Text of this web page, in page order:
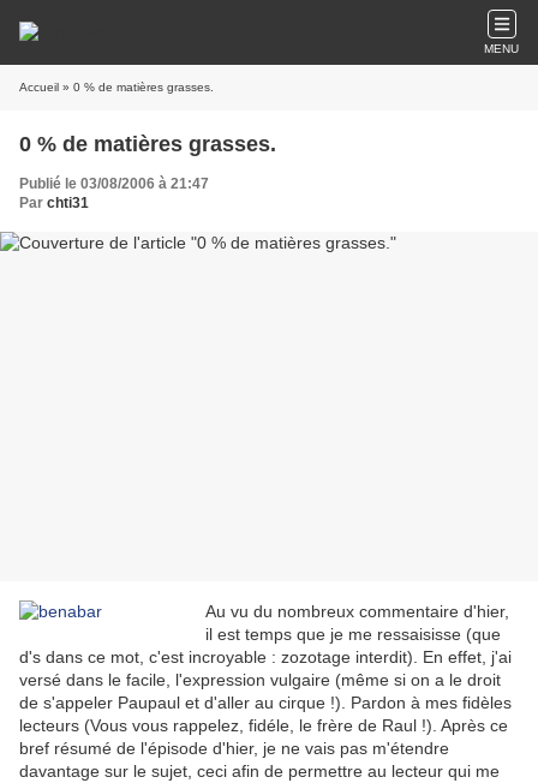
MENU
Accueil » 0 % de matières grasses.
0 % de matières grasses.
Publié le 03/08/2006 à 21:47
Par chti31
Au vu du nombreux commentaire d'hier,
il est temps que je me ressaisisse (que
d's dans ce mot, c'est incroyable : zozotage interdit). En effet, j'ai
versé dans le facile, l'expression vulgaire (même si on a le droit
de s'appeler Paupaul et d'aller au cirque !). Pardon à mes fidèles
lecteurs (Vous vous rappelez, fidéle, le frère de Raul !). Après ce
bref résumé de l'épisode d'hier, je ne vais pas m'étendre
davantage sur le sujet, ceci afin de permettre au lecteur qui me